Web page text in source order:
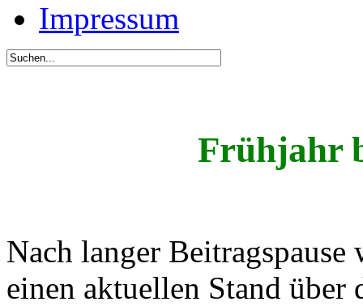
Impressum
Frühjahr
Nach langer
einen aktuellen Stand über